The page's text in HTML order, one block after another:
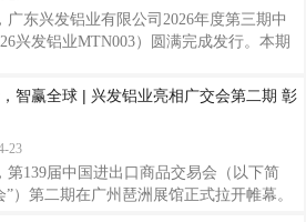
别荣获“精益明星”、“精益协同标兵”称
接受精益黑带荣誉绶带。兴发铝业包揽集
带绶带陈斌获“精益协同标兵”称
广东兴发铝业有限公司2026年度第三期中
兴发铝业MTN003）圆满完成发行。本期
数达2.3倍，一举创下同期限、同评级、同
发行利率新低，彰显资本市场对企业发展前
质的高度认可。作为国内铝型材行业龙头
铝业在中期票据发行领域持续展现强劲的
。继前两期中期票据顺利发行后，公司凭
、AA+优质信用评级、持续向好的发展态
智赢全球 | 兴发铝业亮相广交会第二期 彰
23
第139届中国进出口商品交易会（以下简
”）第二期在广州琶洲展馆正式拉开帷幕。